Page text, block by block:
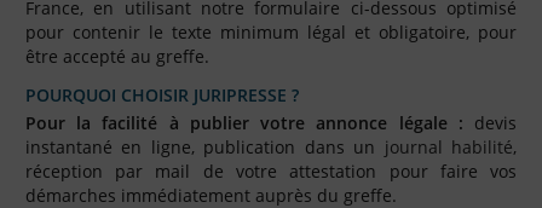
Nous Contacter
Compte PRO
France, en utilisant notre formulaire ci-dessous optimisé
pour contenir le texte minimum légal et obligatoire, pour
être accepté au greffe.
POURQUOI CHOISIR JURIPRESSE ?
Pour la facilité à publier votre annonce légale : devis
instantané en ligne, publication dans un journal habilité,
réception par mail de votre attestation pour faire vos
démarches immédiatement auprès du greffe.